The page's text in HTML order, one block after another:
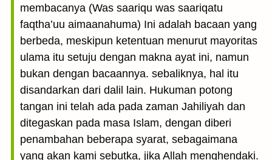
membacanya (Was saariqu was saariqatu
faqtha’uu aimaanahuma) Ini adalah bacaan yang
berbeda, meskipun ketentuan menurut mayoritas
ulama itu setuju dengan makna ayat ini, namun
bukan dengan bacaannya. sebaliknya, hal itu
disandarkan dari dalil lain. Hukuman potong
tangan ini telah ada pada zaman Jahiliyah dan
ditegaskan pada masa Islam, dengan diberi
penambahan beberapa syarat, sebagaimana
yang akan kami sebutka, jika Allah menghendaki.